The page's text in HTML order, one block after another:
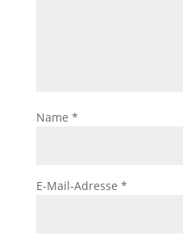
Name *
E-Mail-Adresse *